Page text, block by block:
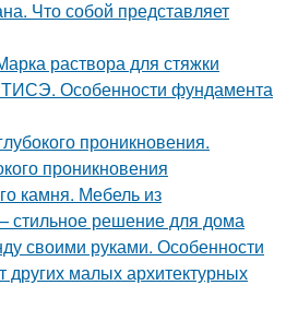
Что собой представляет
раствора для стяжки
Особенности фундамента
проникновения.
проникновения
камня. Мебель из
стильное решение для дома
своими руками. Особенности
других малых архитектурных